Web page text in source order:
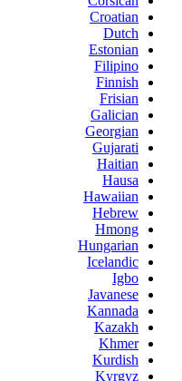
Croatian
Dutch
Estonian
Filipino
Finnish
Frisian
Galician
Georgian
Gujarati
Haitian
Hausa
Hawaiian
Hebrew
Hmong
Hungarian
Icelandic
Igbo
Javanese
Kannada
Kazakh
Khmer
Kurdish
Kyrgyz